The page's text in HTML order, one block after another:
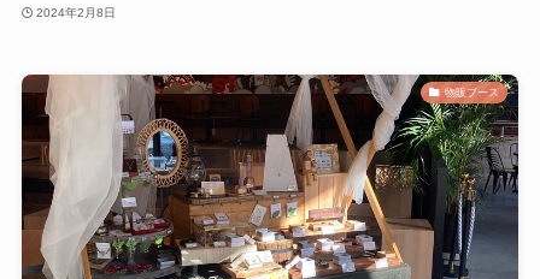
2024年2月8日
物販ブース